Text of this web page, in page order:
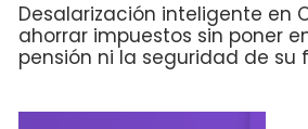
Desalarización inteligente en
ahorrar impuestos sin poner
pensión ni la seguridad de su